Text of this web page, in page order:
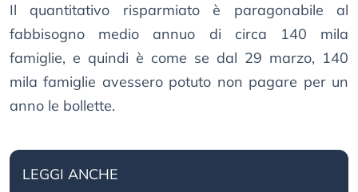
Il quantitativo risparmiato è paragonabile al
fabbisogno medio annuo di circa 140 mila
famiglie, e quindi è come se dal 29 marzo, 140
mila famiglie avessero potuto non pagare per un
anno le bollette.
LEGGI ANCHE